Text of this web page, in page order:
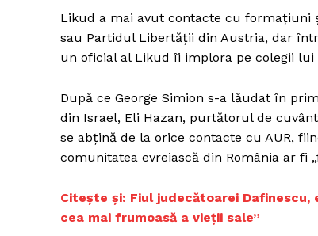
Likud a mai avut contacte cu formațiuni
sau Partidul Libertății din Austria, dar
un oficial al Likud îi implora pe colegii lui
După ce George Simion s-a lăudat în
din Israel, Eli Hazan, purtătorul de
se abțină de la orice contacte cu AUR,
comunitatea evreiască din România ar fi
Citește și: Fiul judecătoarei
cea mai frumoasă a vieţii sale”